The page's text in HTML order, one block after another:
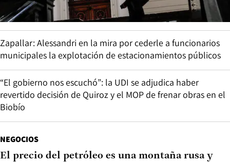
Zapallar: Alessandri en la mira por cederle a funcionarios
municipales la explotación de estacionamientos públicos
“El gobierno nos escuchó”: la UDI se adjudica haber
revertido decisión de Quiroz y el MOP de frenar obras en el
Biobío
NEGOCIOS
El precio del petróleo es una montaña rusa y